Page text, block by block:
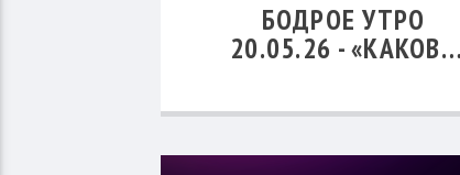
БОДРОЕ УТРО
20.05.26 - «КАКОВА
ТОЧКИ ЗРЕНИЯ